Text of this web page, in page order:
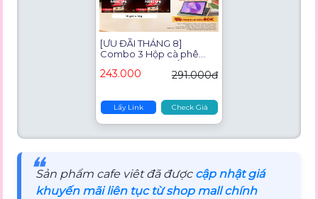
[ƯU ĐÃI THÁNG 8]
Combo 3 Hộp cà phê
hòa tan NESCAFÉ® Café
Việt - CÀ PHÊ ĐEN
243.000 291.000đ
Lấy Link Check Giá
❝
Sản phẩm cafe viêt đã được cập nhật giá
khuyến mãi liên tục từ shop mall chính